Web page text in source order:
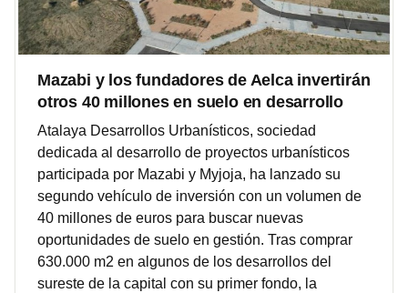
Mazabi y los fundadores de Aelca invertirán
otros 40 millones en suelo en desarrollo
Atalaya Desarrollos Urbanísticos, sociedad
dedicada al desarrollo de proyectos urbanísticos
participada por Mazabi y Myjoja, ha lanzado su
segundo vehículo de inversión con un volumen de
40 millones de euros para buscar nuevas
oportunidades de suelo en gestión. Tras comprar
630.000 m2 en algunos de los desarrollos del
sureste de la capital con su primer fondo, la